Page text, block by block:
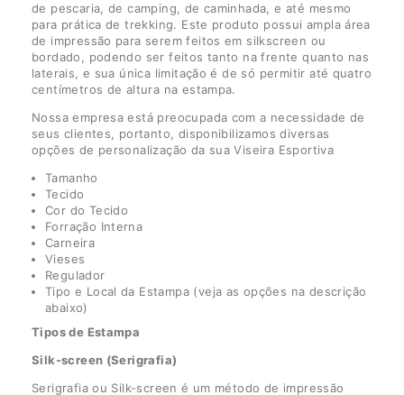
de pescaria, de camping, de caminhada, e até mesmo
para prática de trekking. Este produto possui ampla área
de impressão para serem feitos em silkscreen ou
bordado, podendo ser feitos tanto na frente quanto nas
laterais, e sua única limitação é de só permitir até quatro
centímetros de altura na estampa.
Nossa empresa está preocupada com a necessidade de
seus clientes, portanto, disponibilizamos diversas
opções de personalização da sua Viseira Esportiva
Tamanho
Tecido
Cor do Tecido
Forração Interna
Carneira
Vieses
Regulador
Tipo e Local da Estampa (veja as opções na descrição
abaixo)
Tipos de Estampa
Silk-screen (Serigrafia)
Serigrafia ou Silk-screen é um método de impressão